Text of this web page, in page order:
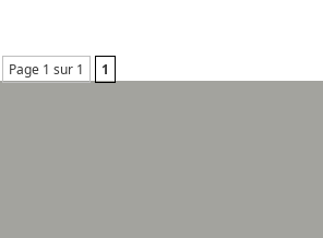
Page 1 sur 1 1